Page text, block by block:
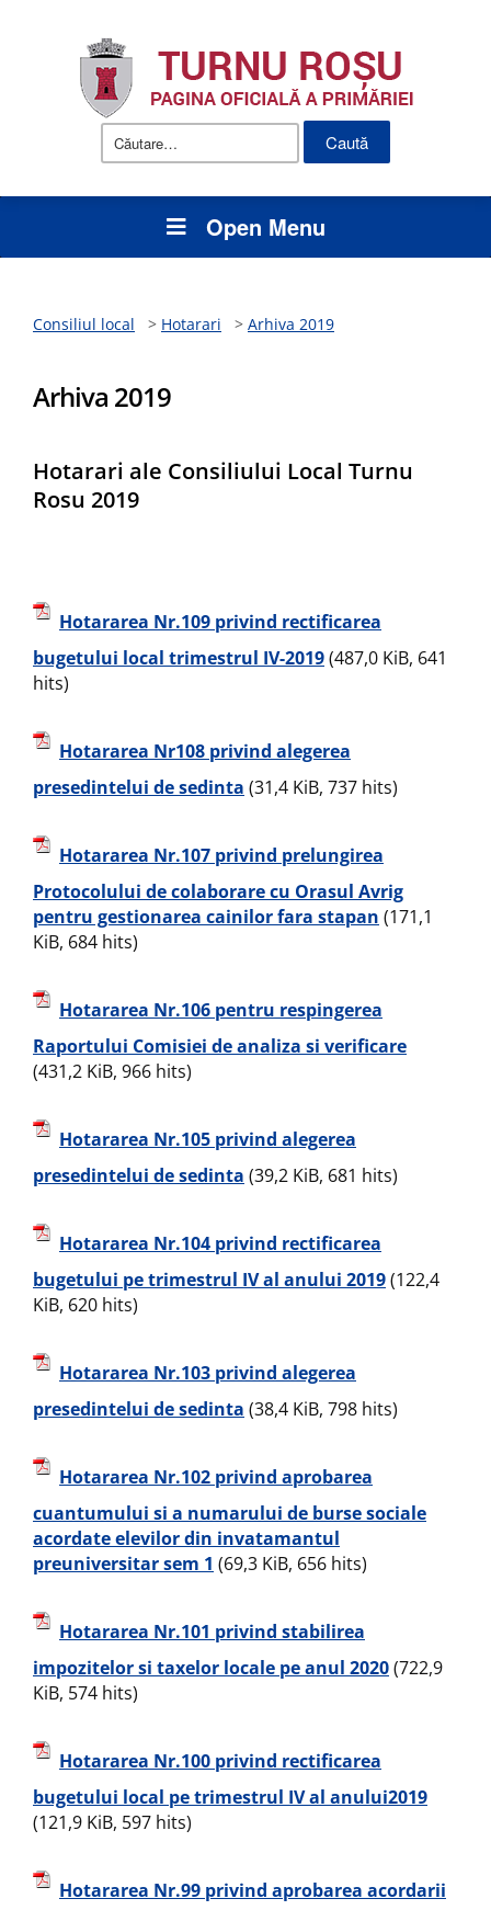
Caută
Open Menu
Consiliul local > Hotarari > Arhiva 2019
Arhiva 2019
Hotarari ale Consiliului Local Turnu
Rosu 2019
Hotararea Nr.109 privind rectificarea
bugetului local trimestrul IV-2019(487,0 KiB, 641
hits)
Hotararea Nr108 privind alegerea
presedintelui de sedinta (31,4 KiB, 737 hits)
Hotararea Nr.107 privind prelungirea
Protocolului de colaborare cu Orasul Avrig
pentru gestionarea cainilor fara stapan (171,1
KiB, 684 hits)
Hotararea Nr.106 pentru respingerea
Raportului Comisiei de analiza si verificare
(431,2 KiB, 966 hits)
Hotararea Nr.105 privind alegerea
presedintelui de sedinta (39,2 KiB, 681 hits)
Hotararea Nr.104 privind rectificarea
bugetului pe trimestrul IV al anului 2019(122,4
KiB, 620 hits)
Hotararea Nr.103 privind alegerea
presedintelui de sedinta (38,4 KiB, 798 hits)
Hotararea Nr.102 privind aprobarea
cuantumului si a numarului de burse sociale
acordate elevilor din invatamantul
preuniversitar sem 1 (69,3 KiB, 656 hits)
Hotararea Nr.101 privind stabilirea
impozitelor si taxelor locale pe anul 2020(722,9
KiB, 574 hits)
Hotararea Nr.100 privind rectificarea
bugetului local pe trimestrul IV al anului2019
(121,9 KiB, 597 hits)
Hotararea Nr.99 privind aprobarea acordarii